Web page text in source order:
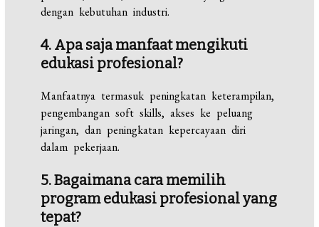
dengan kebutuhan industri.
4. Apa saja manfaat mengikuti
edukasi profesional?
Manfaatnya termasuk peningkatan keterampilan,
pengembangan soft skills, akses ke peluang
jaringan, dan peningkatan kepercayaan diri
dalam pekerjaan.
5. Bagaimana cara memilih
program edukasi profesional yang
tepat?